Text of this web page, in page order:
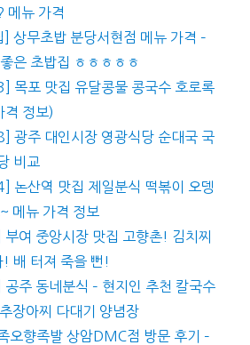
메뉴 가격
] 상무초밥 분당서현점 메뉴 가격 –
은 초밥집 ㅎㅎㅎㅎㅎ
목포 맛집 유달콩물 콩국수 호로록
격 정보)
광주 대인시장 영광식당 순대국 국
비교
논산역 맛집 제일분식 떡볶이 오뎅
메뉴 가격 정보
부여 중앙시장 맛집 고향촌! 김치찌
! 배 터져 죽을 뻔!
공주 동네분식 – 현지인 추천 칼국수
장아찌 다대기 양념장
오향족발 상암DMC점 방문 후기 –